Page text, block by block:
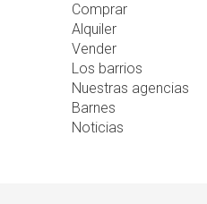
Comprar
Alquiler
Vender
Los barrios
Nuestras agencias
Barnes
Noticias